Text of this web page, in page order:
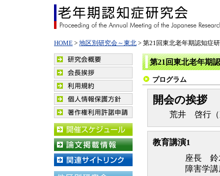
HOME > 地区別研究会～東北 > 第21回東北老年期認知症
第21回東北老年期
プログラム
開会の挨拶
荒井 啓行（東
教育講演1
座長 鈴
障害学